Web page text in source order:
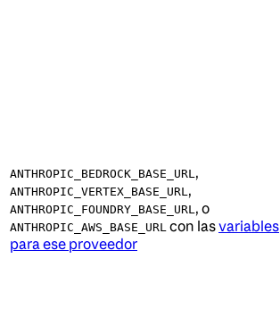
ANTHROPIC_BEDROCK_BASE_URL,
ANTHROPIC_VERTEX_BASE_URL,
ANTHROPIC_FOUNDRY_BASE_URL, o
ANTHROPIC_AWS_BASE_URL con lasvariables
para ese proveedor